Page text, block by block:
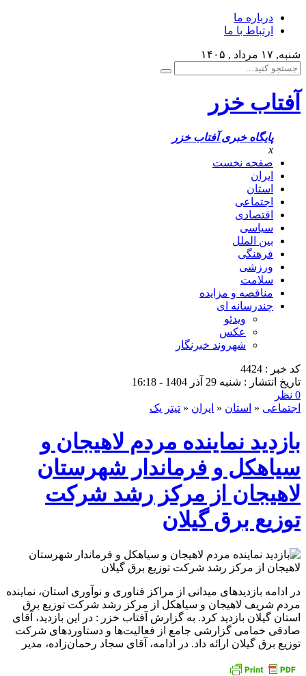
درباره ما
ارتباط با ما
شنبه, ۱۷ مرداد , ۱۴۰۵
آفتاب خزر
پایگاه خبری آفتاب خزر
x
صفحه نخست
ایران
استان
اجتماعی
اقتصادی
سیاسی
بین الملل
فرهنگی
ورزشی
سلامت
مناقصه و مزایده
چندرسانه ای
ویدئو
عکس
شهروند خبرنگار
کد خبر : 4424
تاریخ انتشار : شنبه 29 آذر 1404 - 16:18
0 نظر
اجتماعی « استان « ایران « تیتر یک
بازدید نماینده مردم لاهیجان و
سیاهكل و فرماندار شهرستان
لاهیجان از مركز رشد شركت
توزیع برق گیلان
در ادامه بازدیدهای میدانی از مراکز فناوری و نوآوری استان، نماینده
مردم شریف لاهیجان و سیاهکل از مرکز رشد شرکت توزیع برق
استان گیلان بازدید کرد. به گزارش آفتاب خزر : در این بازدید، آقای
صادقی خمامی گزارشی جامع از فعالیت‌ها و دستاوردهای شرکت
توزیع برق گیلان ارائه داد. در ادامه، آقای سجاد رحمان‌زاده، مدیر